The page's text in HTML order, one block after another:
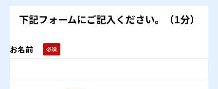
下記フォームにご記入ください。（1分）
お名前